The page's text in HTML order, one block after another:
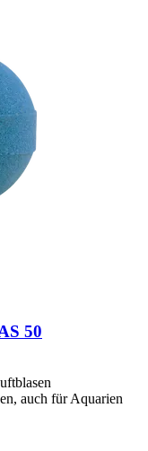
50
auch für Aquarien